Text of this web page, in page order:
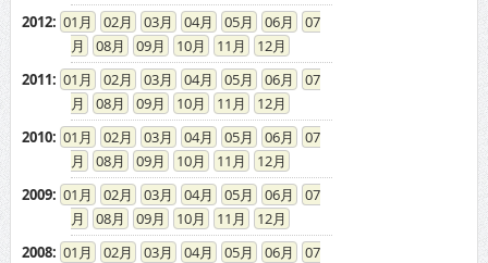
ドカントをご利用する皆様へ
求人広告の説明
免責事項
特商法に基づく表示
プライバシーポリシー